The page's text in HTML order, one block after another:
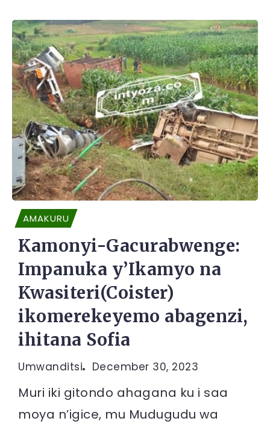
AMAKURU
Kamonyi-Gacurabwenge:
Impanuka y’Ikamyo na
Kwasiteri(Coister)
ikomerekeyemo abagenzi,
ihitana Sofia
Umwanditsi December 30, 2023
Muri iki gitondo ahagana ku i saa
moya n’igice, mu Mudugudu wa